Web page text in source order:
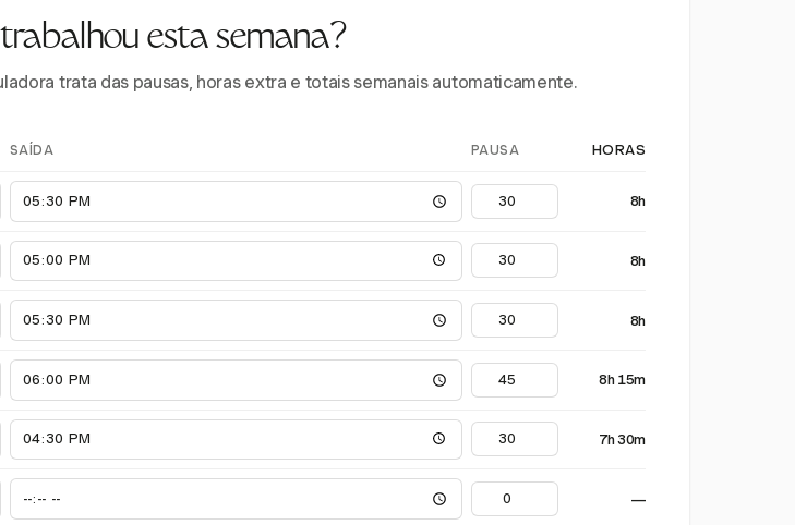
esta semana?
trata das pausas, horas extra e totais semanais automaticamente.
SAÍDA PAUSA HORAS
8h
8h
8h
8h 15m
7h 30m
—